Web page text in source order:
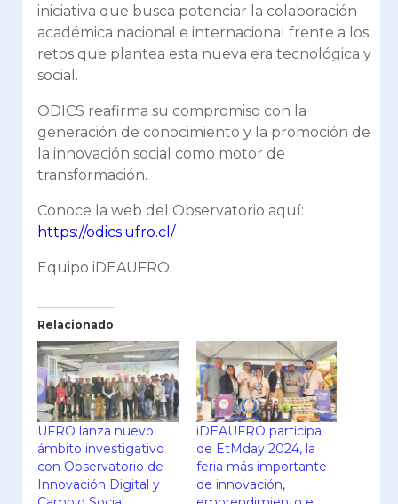
iniciativa que busca potenciar la colaboración
académica nacional e internacional frente a los
retos que plantea esta nueva era tecnológica y
social.
ODICS reafirma su compromiso con la
generación de conocimiento y la promoción de
la innovación social como motor de
transformación.
Conoce la web del Observatorio aquí:
https://odics.ufro.cl/
Equipo iDEAUFRO
Relacionado
UFRO lanza nuevo
ámbito investigativo
con Observatorio de
Innovación Digital y
iDEAUFRO participa
de EtMday 2024, la
feria más importante
de innovación,